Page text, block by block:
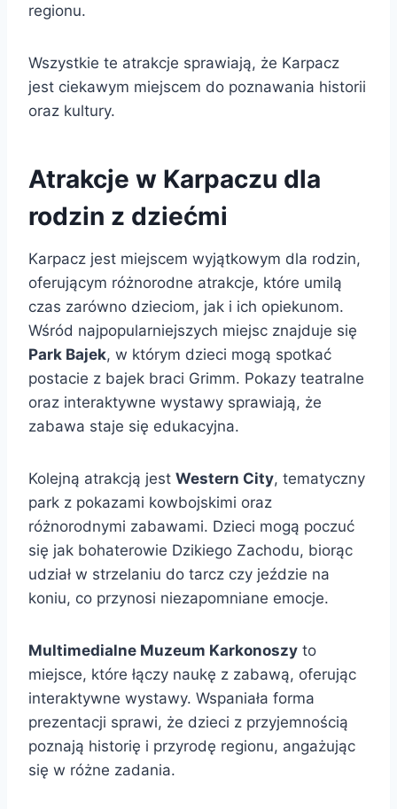
regionu.
Wszystkie te atrakcje sprawiają, że Karpacz
jest ciekawym miejscem do poznawania historii
oraz kultury.
Atrakcje w Karpaczu dla
rodzin z dziećmi
Karpacz jest miejscem wyjątkowym dla rodzin,
oferującym różnorodne atrakcje, które umilą
czas zarówno dzieciom, jak i ich opiekunom.
Wśród najpopularniejszych miejsc znajduje się
Park Bajek, w którym dzieci mogą spotkać
postacie z bajek braci Grimm. Pokazy teatralne
oraz interaktywne wystawy sprawiają, że
zabawa staje się edukacyjna.
Kolejną atrakcją jest Western City, tematyczny
park z pokazami kowbojskimi oraz
różnorodnymi zabawami. Dzieci mogą poczuć
się jak bohaterowie Dzikiego Zachodu, biorąc
udział w strzelaniu do tarcz czy jeździe na
koniu, co przynosi niezapomniane emocje.
Multimedialne Muzeum Karkonoszy to
miejsce, które łączy naukę z zabawą, oferując
interaktywne wystawy. Wspaniała forma
prezentacji sprawi, że dzieci z przyjemnością
poznają historię i przyrodę regionu, angażując
się w różne zadania.